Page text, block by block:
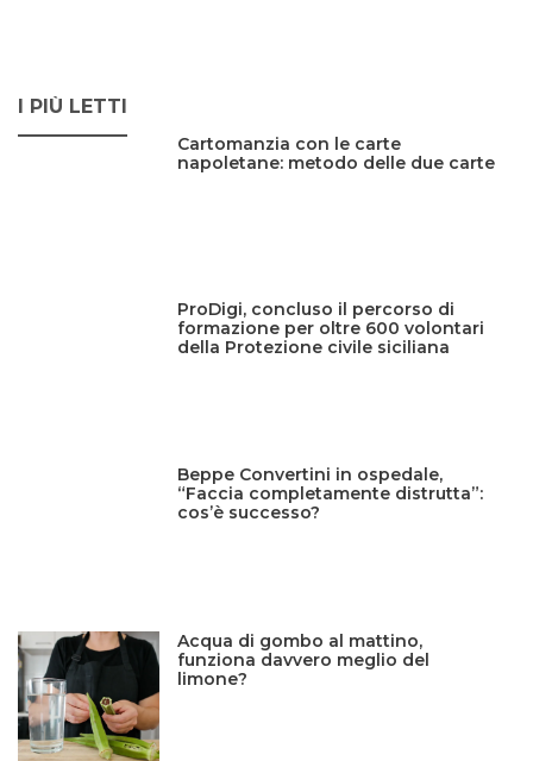
I PIÙ LETTI
Cartomanzia con le carte
napoletane: metodo delle due carte
ProDigi, concluso il percorso di
formazione per oltre 600 volontari
della Protezione civile siciliana
Beppe Convertini in ospedale,
“Faccia completamente distrutta”:
cos’è successo?
Acqua di gombo al mattino,
funziona davvero meglio del
limone?